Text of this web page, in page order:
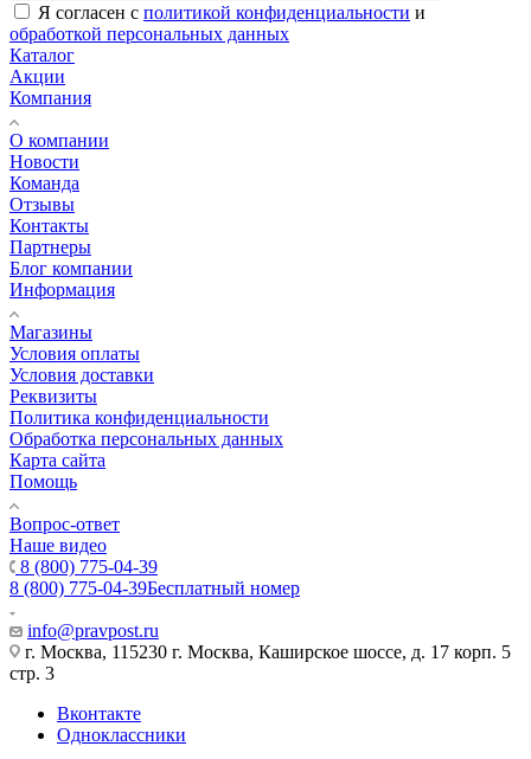
Я согласен с политикой конфиденциальности и
обработкой персональных данных
Каталог
Акции
Компания
О компании
Новости
Команда
Отзывы
Контакты
Партнеры
Блог компании
Информация
Магазины
Условия оплаты
Условия доставки
Реквизиты
Политика конфиденциальности
Обработка персональных данных
Карта сайта
Помощь
Вопрос-ответ
Наше видео
8 (800) 775-04-39
8 (800) 775-04-39Бесплатный номер
info@pravpost.ru
г. Москва, 115230 г. Москва, Каширское шоссе, д. 17 корп. 5
стр. 3
Вконтакте
Одноклассники